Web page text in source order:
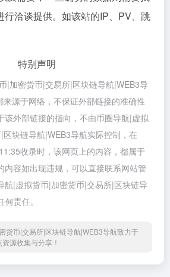
行洽谈提供。如该站的IP、PV、跳
特别声明
|加密货币|交易所|区块链导航|WEB3导
源于网络，不保证外部链接的准确性
该外部链接的指向，不由币圈导航|虚拟
块链导航|WEB3导航实际控制，在
收录时，该网页上的内容，都属于
内容如出现违规，可以直接联系网站管
航|虚拟货币|加密货币|交易所|区块链导
责任。
货币|交易所|区块链导航|WEB3导航致力于
源收集与分享！